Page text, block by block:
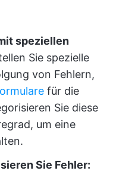
speziellen
Sie spezielle
von Fehlern,
für die
Sie diese
um eine
Sie Fehler: